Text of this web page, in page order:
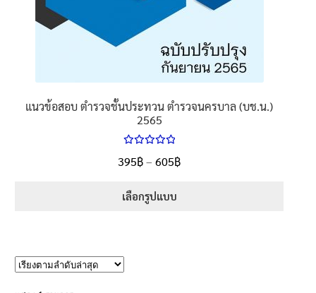
แนวข้อสอบ ตำรวจชั้นประทวน ตำรวจนครบาล (บช.น.)
2565
5.00
ตั้งแต่
395฿– 605฿Price
เลือกรูปแบบ